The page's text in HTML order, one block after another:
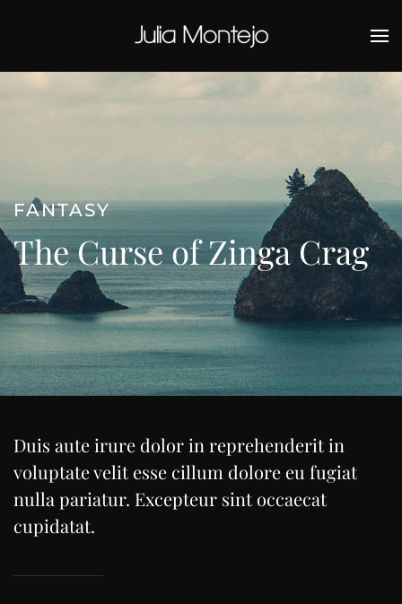
Ir al contenido principal
FANTASY
The Curse of Zinga Crag
Duis aute irure dolor in reprehenderit in
voluptate velit esse cillum dolore eu fugiat
nulla pariatur. Excepteur sint occaecat
cupidatat.